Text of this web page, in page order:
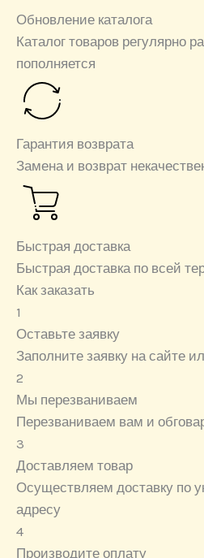
Обновление каталога
Каталог товаров регулярно
пополняется
Гарантия возврата
Замена и возврат
Быстрая доставка
Быстрая доставка по всей
Как заказать
1
Оставьте заявку
Заполните заявку на сайте
2
Мы перезваниваем
Перезваниваем вам и
3
Доставляем товар
Осуществляем доставку по
адресу
4
Производите оплату